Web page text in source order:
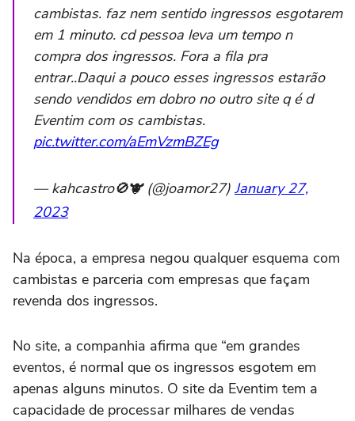
cambistas. faz nem sentido ingressos esgotarem
em 1 minuto. cd pessoa leva um tempo n
compra dos ingressos. Fora a fila pra
entrar..Daqui a pouco esses ingressos estarão
sendo vendidos em dobro no outro site q é d
Eventim com os cambistas.
pic.twitter.com/aEmVzmBZEg
— kahcastro🚫🐮 (@joamor27) January 27,
2023
Na época, a empresa negou qualquer esquema com
cambistas e parceria com empresas que façam
revenda dos ingressos.
No site, a companhia afirma que “em grandes
eventos, é normal que os ingressos esgotem em
apenas alguns minutos. O site da Eventim tem a
capacidade de processar milhares de vendas